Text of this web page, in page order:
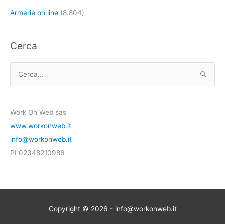
Armerie on line (8.804)
Cerca
c
a
:
Work On Web sas
www.workonweb.it
info@workonweb.it
PI 02348210986
Copyright © 2026 - info@workonweb.it